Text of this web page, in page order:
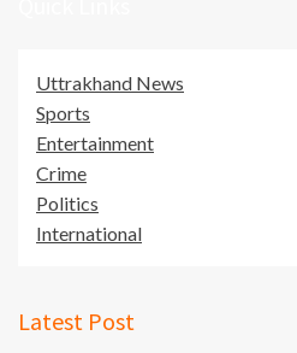
Uttrakhand News
Sports
Entertainment
Crime
Politics
International
Latest Post